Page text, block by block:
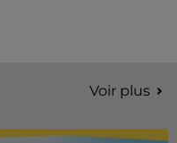
Voir plus